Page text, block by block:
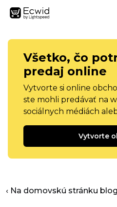
Všetko, čo
predaj online
Vytvorte si online
ste mohli predávať na
sociálnych médiách
Vytvorte
‹ Na domovskú stránku